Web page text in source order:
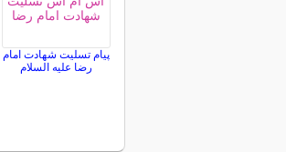
پیام تسلیت شهادت امام
رضا علیه السلام